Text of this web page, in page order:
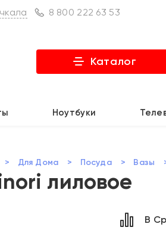
8 800 222 63 53
Каталог
Ноутбуки
> Для Дома > Посуда > Вазы
лиловое
В